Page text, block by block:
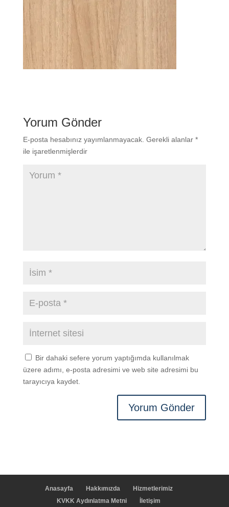
Yorum Gönder
E-posta hesabınız yayımlanmayacak. Gerekli alanlar *
ile işaretlenmişlerdir
Bir dahaki sefere yorum yaptığımda kullanılmak
üzere adımı, e-posta adresimi ve web site adresimi bu
tarayıcıya kaydet.
Anasayfa Hakkımızda
Hizmetlerimiz
KVKK Aydınlatma Metni
İletişim